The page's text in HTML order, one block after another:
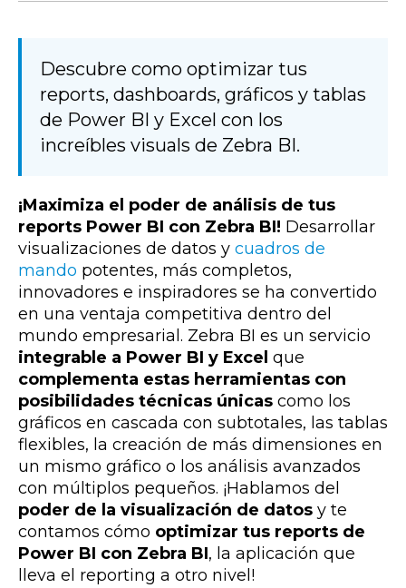
Descubre como optimizar tus
reports, dashboards, gráficos y tablas
de Power BI y Excel con los
increíbles visuals de Zebra BI.
¡Maximiza el poder de análisis de tus
reports Power BI con Zebra BI! Desarrollar
visualizaciones de datos y cuadros de
mando potentes, más completos,
innovadores e inspiradores se ha convertido
en una ventaja competitiva dentro del
mundo empresarial. Zebra BI es un servicio
integrable a Power BI y Excel que
complementa estas herramientas con
posibilidades técnicas únicas como los
gráficos en cascada con subtotales, las tablas
flexibles, la creación de más dimensiones en
un mismo gráfico o los análisis avanzados
con múltiplos pequeños. ¡Hablamos del
poder de la visualización de datos y te
contamos cómo optimizar tus reports de
Power BI con Zebra BI, la aplicación que
lleva el reporting a otro nivel!